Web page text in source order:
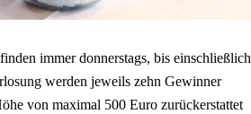
immer donnerstags, bis einschließlich
werden jeweils zehn Gewinner
von maximal 500 Euro zurückerstattet